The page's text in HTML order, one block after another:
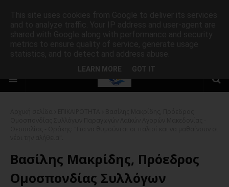
Βασίλης Μακρίδης, Πρόεδρος
Ομοσπονδίας Συλλόγων
LEARN MORE GOT IT